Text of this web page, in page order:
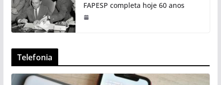
FAPESP completa hoje 60 anos
Telefonia